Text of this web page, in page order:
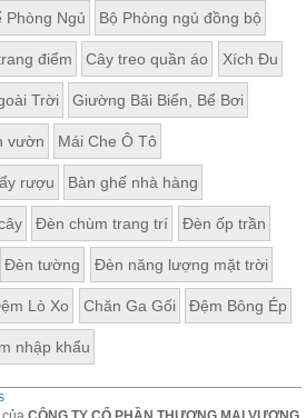
Phòng Ngủ Bộ Phòng ngủ đồng bộ
điểm Cây treo quần áo Xích Đu
Trời Giường Bãi Biển, Bể Bơi
vườn Mái Che Ô Tô
rượu Bàn ghế nhà hàng
Đèn chùm trang trí Đèn ốp trần
Đèn tường Đèn năng lượng mặt trời
Lò Xo Chăn Ga Gối Đệm Bông Ép
nhập khẩu